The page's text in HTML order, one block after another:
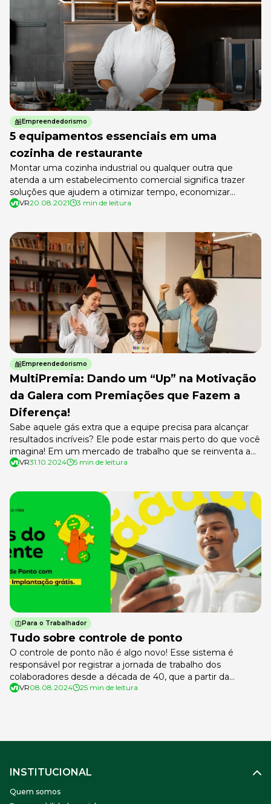
Empreendedorismo
5 equipamentos essenciais em uma
cozinha de restaurante
Montar uma cozinha industrial ou qualquer outra que
atenda a um estabelecimento comercial significa trazer
soluções que ajudem a otimizar tempo, economizar
dinheiro e conservar ingredientes. Os equipamentos que
investe na segurança alimentar.De acordo com o Sebrae,
[…]
VR20.08.2021 3 min de leitura
Empreendedorismo
MultiPremia: Dando um “Up” na Motivação
da Galera com Premiações que Fazem a
Diferença!
Sabe aquele gás extra que a equipe precisa para alcançar
resultados incríveis? Ele pode estar mais perto do que você
imagina! Em um mercado de trabalho que se reinventa a
cada dia, atrair e reter talentos vai além do salário: é preciso
VR31.10.2024 5 min de leitura
Para o Trabalhador
Tudo sobre controle de ponto
O controle de ponto não é algo novo! Esse sistema é
responsável por registrar a jornada de trabalho dos
colaboradores desde a década de 40, que a partir da
Consolidação das Leis de Trabalho, já era considerado um
VR08.08.2024 25 min de leitura
INSTITUCIONAL
Quem somos